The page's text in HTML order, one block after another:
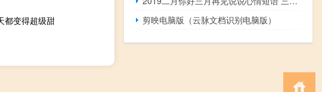
都变得超级甜
剪映电脑版（云脉文档识别电脑版）